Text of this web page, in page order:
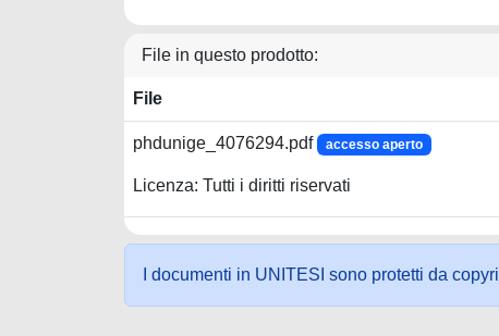
File in questo prodotto:
File
phdunige_4076294.pdf accesso aperto
Licenza: Tutti i diritti riservati
I documenti in UNITESI sono protetti da